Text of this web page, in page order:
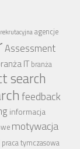
agencje
Assessment
IT branża
search
feedback
informacja
motywacja
praca tymczasowa